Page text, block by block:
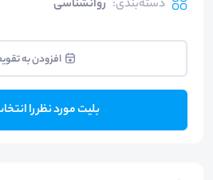
دسته‌بندی: روانشناسی
افزودن به
بلیت مورد نظر را